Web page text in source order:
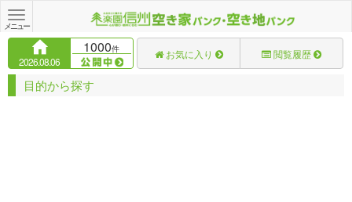
Toggle
navigation
メニュー
2026.08.06
1000件 お気に入り 閲覧履歴
目的から探す